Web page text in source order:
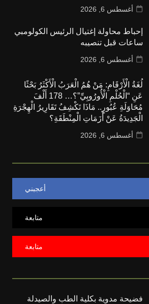
أغسطس 6, 2026
إحباط محاولة إغتيال الرئيس الكولومبي
ساعات قبل تنصيبه
أغسطس 6, 2026
لُغَةُ الْأَرْقَامِ: مَنْ هُمُ الْعَرَبُ الْأَكْثَرُ بَحْثًا
عَنِ “الْحُلْمِ الْأُورُوبِيِّ”؟… 178 أَلْفَ
مُحَاوَلَةِ عُبُورٍ.. مَاذَا تَكْشِفُ تَقَارِيرُ الْهِجْرَةِ
الْجَدِيدَةُ عَنْ أَزَمَاتِ الْمِنْطَقَةِ؟
أغسطس 6, 2026
أعجبني
متابعة
متابعة
فضيحة مدوية بكلية الطب والصيدلة